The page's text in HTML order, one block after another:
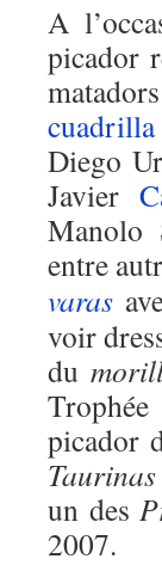
A
picador
cuadrilla
Diego
Javier
Manolo
entre
varas
voir
du
Trophée
picador
un des
2007.